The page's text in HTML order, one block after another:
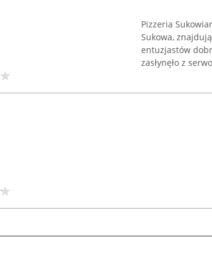
Pizzeria
Sukowa,
entuzjastów
zasłynęło z